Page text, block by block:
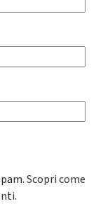
Scopri come
.